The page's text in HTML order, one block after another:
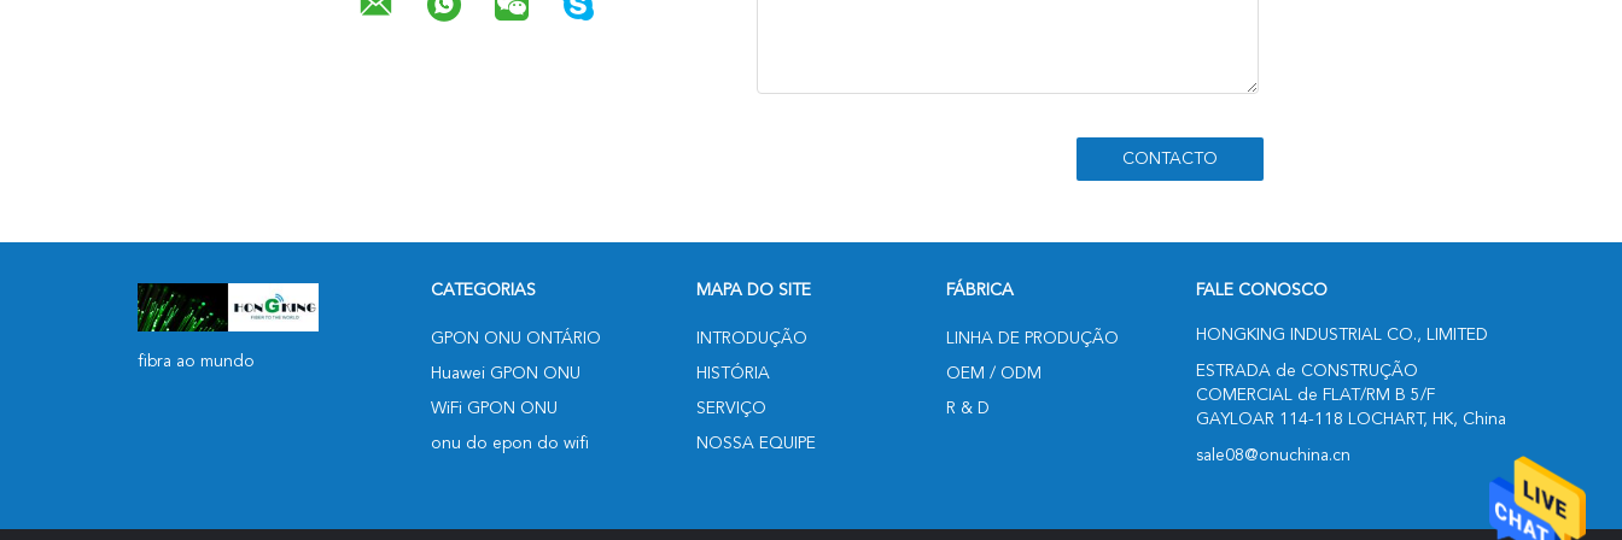
fibra ao mundo
CATEGORIAS
GPON ONU ONTÁRIO
Huawei GPON ONU
WiFi GPON ONU
onu do epon do wifi
MAPA DO SITE
INTRODUÇÃO
HISTÓRIA
SERVIÇO
NOSSA EQUIPE
FÁBRICA
LINHA DE PRODUÇÃO
OEM / ODM
R & D
FALE CONOSCO
HONGKING INDUSTRIAL CO., LIMITED
ESTRADA de CONSTRUÇÃO
COMERCIAL de FLAT/RM B 5/F
GAYLOAR 114-118 LOCHART, HK, China
sale08@onuchina.cn